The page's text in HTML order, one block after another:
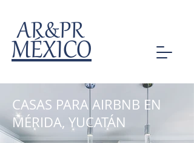
MÉXICO
AR&PR
CASAS PARA AIRBNB EN
MÉRIDA, YUCATÁN